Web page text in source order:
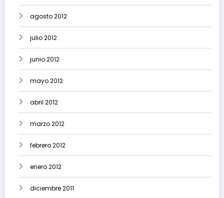
agosto 2012
julio 2012
junio 2012
mayo 2012
abril 2012
marzo 2012
febrero 2012
enero 2012
diciembre 2011